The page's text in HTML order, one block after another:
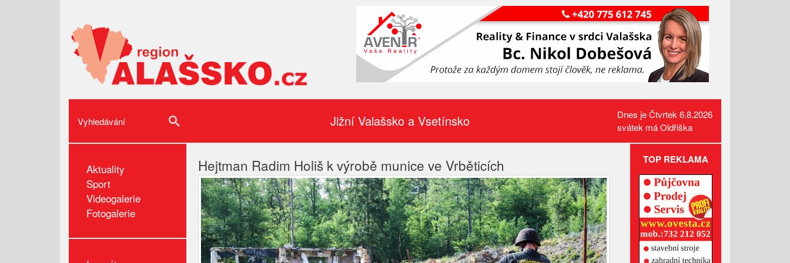
Administrativní budova z
Valašska patří mezi nejlepší
dřevostavby Evropy
Lávka pro pěší za hasičárnou
ve Valašských Kloboukách je
už hotová
Celní správa varuje před
Jižní Valašsko a Vsetínsko
Dnes je Čtvrtek 6.8.2026
svátek má Oldřiška
Aktuality
Sport
Videogalerie
Fotogalerie
Hejtman Radim Holiš k výrobě munice ve Vrběticích TOP REKLAMA